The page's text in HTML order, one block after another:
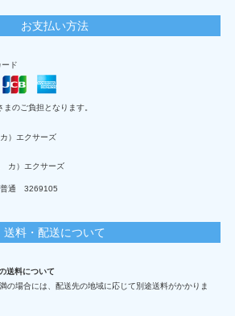
お支払い方法
ド
のご負担となります。
）エクサーズ
）エクサーズ
普通 3269105
送料・配送について
送料について
の場合には、配送先の地域に応じて別途送料がかかりま